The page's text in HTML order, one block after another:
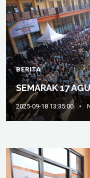
BERITA
SEMARAK 17
2025-09-18 13:35:00 •